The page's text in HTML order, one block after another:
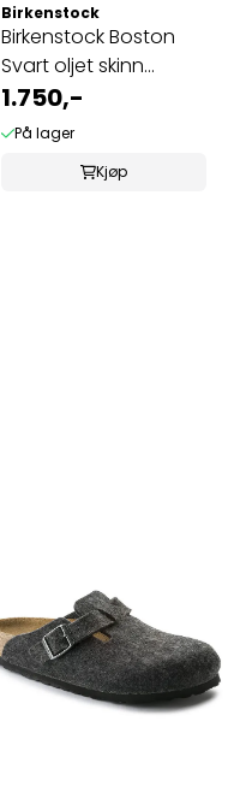
Birkenstock
Birkenstock Boston
Svart oljet skinn
normal
1.750,-
På lager
Kjøp